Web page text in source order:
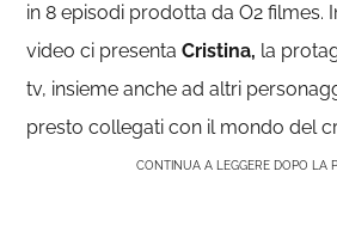
in 8 episodi prodotta da O2 filmes.
video ci presentaCristina, la
tv, insieme anche ad altri
presto collegati con il mondo del
CONTINUA A LEGGERE DOPO LA